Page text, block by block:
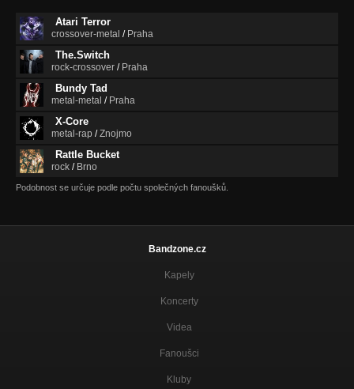
Atari Terror
crossover-metal / Praha
The.Switch
rock-crossover / Praha
Bundy Tad
metal-metal / Praha
X-Core
metal-rap /Znojmo
Rattle Bucket
rock / Brno
Podobnost se určuje podle počtu společných fanoušků.
Bandzone.cz
Kapely
Koncerty
Videa
Fanoušci
Kluby